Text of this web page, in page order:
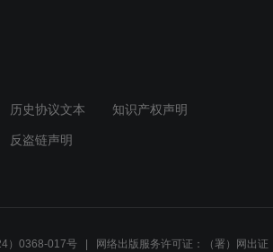
历史协议文本 知识产权声明
反盗链声明
）0368-017号 网络出版服务许可证：（署）网出